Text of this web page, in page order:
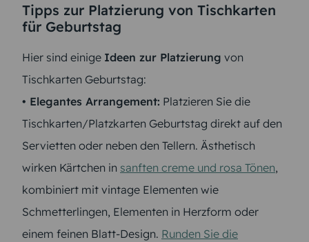
Tipps zur Platzierung von Tischkarten
für Geburtstag
Hier sind einige Ideen zur Platzierung von
Tischkarten Geburtstag:
• Elegantes Arrangement: Platzieren Sie die
Tischkarten/Platzkarten Geburtstag direkt auf den
Servietten oder neben den Tellern. Ästhetisch
wirken Kärtchen in sanften creme und rosa Tönen,
kombiniert mit vintage Elementen wie
Schmetterlingen, Elementen in Herzform oder
einem feinen Blatt-Design. Runden Sie die